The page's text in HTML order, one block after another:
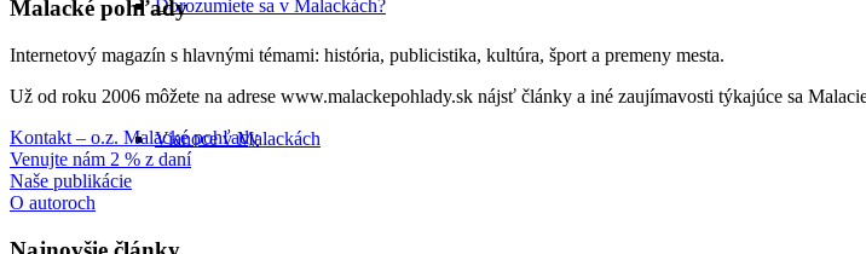
Dorozumiete sa v Malackách?
Vianoce v Malackách
Malacké pohľady
Internetový magazín s hlavnými témami: história, publicistika, kultúra, šport a premeny mesta.
Už od roku 2006 môžete na adrese www.malackepohlady.sk nájsť články a iné zaujímavosti týkajúce sa
Kontakt – o.z. Malacké pohľady
Venujte nám 2 % z daní
Naše publikácie
O autoroch